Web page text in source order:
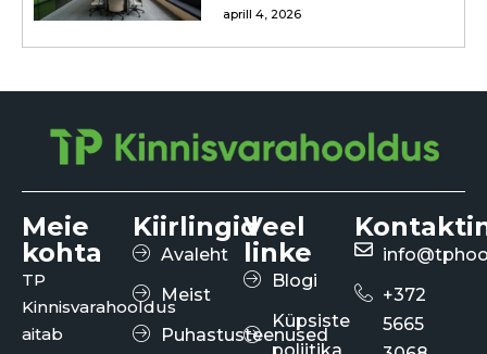
aprill 4, 2026
Meie
kohta
TP
Kinnisvarahooldus
aitab
Kiirlingid
Avaleht
Meist
Puhastusteenused
Veel
linke
Blogi
Küpsiste
+372
5665